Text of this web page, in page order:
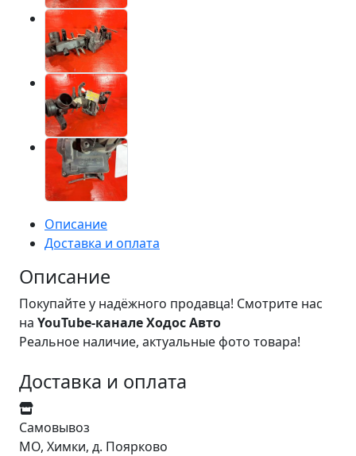
Описание
Доставка и оплата
Описание
Покупайте у надёжного продавца! Смотрите нас
на YouTube-канале Ходос Авто
Реальное наличие, актуальные фото товара!
Доставка и оплата
Самовывоз
МО, Химки, д. Поярково